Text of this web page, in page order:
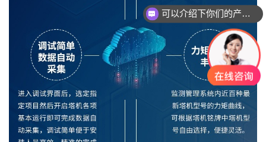
可以介绍下你们的产品么？